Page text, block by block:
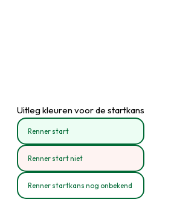
Uitleg kleuren voor de startkans
Renner start
Renner start niet
Renner startkans nog onbekend